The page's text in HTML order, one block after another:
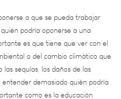
podría oponerse a una
es que tiene que ver con el
o del cambio climático que
sequías, los daños de las
demasiado quién podría
como es la educación